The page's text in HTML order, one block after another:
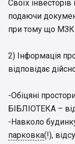
Своїх
подаючи
при тому що МЗК
2) Інформація
відповідає
-Обіцяні
БІБЛІОТЕКА –
-Навколо
парковка(!),